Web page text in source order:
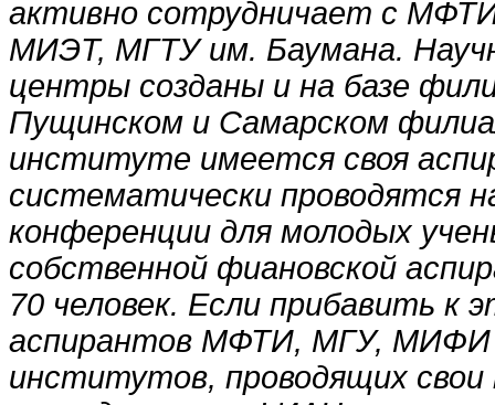
активно сотрудничает с
МИЭТ, МГТУ им. Баумана.
центры созданы и на базе
Пущинском и Самарском
институте имеется своя
систематически проводятся
конференции для молодых
собственной фиановской
70 человек. Если прибавить к
аспирантов МФТИ, МГУ, МИФИ
институтов, проводящих свои